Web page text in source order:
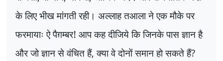
के लिए भीख मांगती रही। अल्लाह तआला ने एक मौके पर
फरमायाः ऐ पैग़म्बर! आप कह दीजिये कि जिनके पास ज्ञान है
और जो ज्ञान से वंचित हैं,क्या वे दोनों समान हो सकते हैं?